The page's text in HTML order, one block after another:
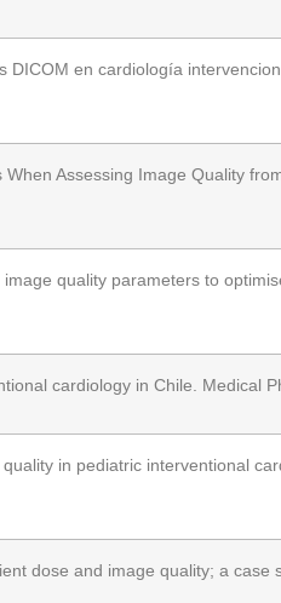
DICOM en cardiología
Assessing Image Quality
quality parameters to
cardiology in Chile. Medical
in pediatric interventional
dose and image quality; a case